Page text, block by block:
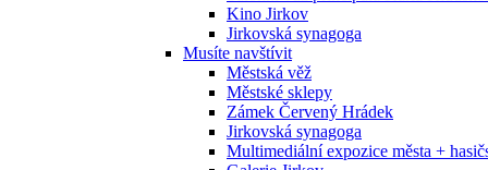
Kino Jirkov
Jirkovská synagoga
Musíte navštívit
Městská věž
Městské sklepy
Zámek Červený Hrádek
Jirkovská synagoga
Multimediální expozice města +